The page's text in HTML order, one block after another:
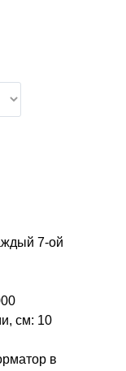
7-ой
см: 10
в